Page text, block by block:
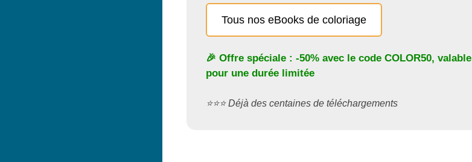
Tous nos eBooks de coloriage
🎉 Offre spéciale : -50% avec le code COLOR50, valable
pour une durée limitée
⭐️⭐️⭐️ Déjà des centaines de téléchargements